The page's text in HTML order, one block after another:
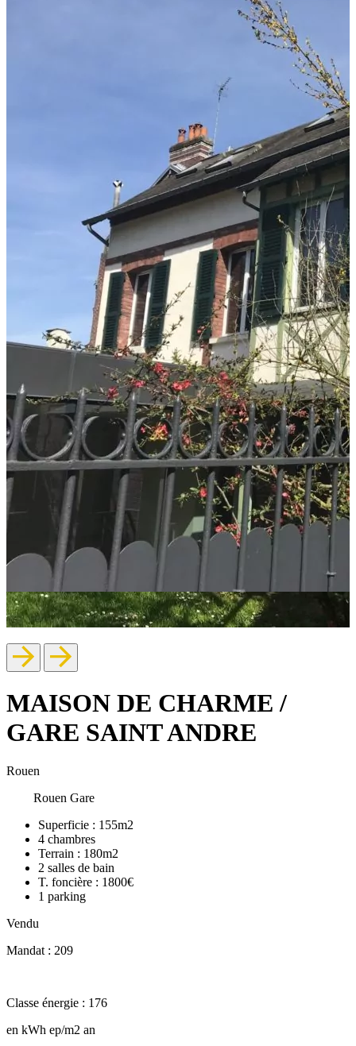
MAISON DE CHARME /
GARE SAINT ANDRE
Rouen
Rouen Gare
Superficie : 155m2
4 chambres
Terrain : 180m2
2 salles de bain
T. foncière : 1800€
1 parking
Vendu
Mandat : 209
Classe énergie : 176
en kWh ep/m2 an